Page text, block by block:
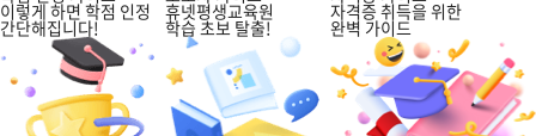
이렇게 하면 학점 인정
간단해집니다!
휴넷평생교육원
학습 초보 탈출!
자격증 취득을 위한
완벽 가이드